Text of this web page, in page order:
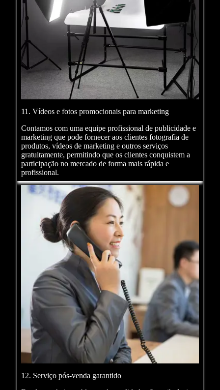
11. Vídeos e fotos promocionais para marketing
Contamos com uma equipe profissional de publicidade e
marketing que pode fornecer aos clientes fotografia de
produtos, vídeos de marketing e outros serviços
gratuitamente, permitindo que os clientes conquistem a
participação no mercado de forma mais rápida e
profissional.
12. Serviço pós-venda garantido